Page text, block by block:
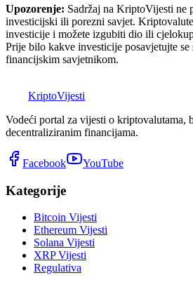
Upozorenje: Sadržaj na KriptoVijesti ne
investicijski ili porezni savjet.
investicije i možete izgubiti dio ili
Prije bilo kakve investicije posavjetujte
financijskim savjetnikom.
KriptoVijesti
Vodeći portal za vijesti o kriptovalutama,
decentraliziranim financijama.
Facebook YouTube
Kategorije
Bitcoin Vijesti
Ethereum Vijesti
Solana Vijesti
XRP Vijesti
Regulativa